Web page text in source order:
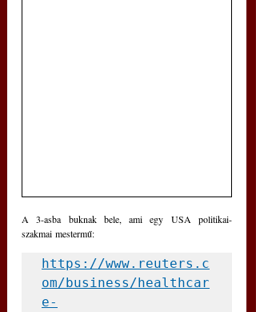
A 3-asba buknak bele, ami egy USA politikai-
szakmai mestermű:
https://www.reuters.c
om/business/healthcar
e-